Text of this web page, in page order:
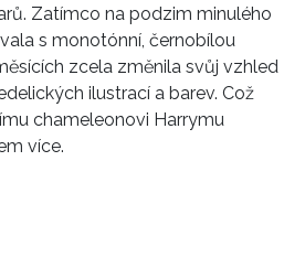
Zatímco na podzim minulého
s monotónní, černobílou
zcela změnila svůj vzhled
ilustrací a barev. Což
chameleonovi Harrymu
více.